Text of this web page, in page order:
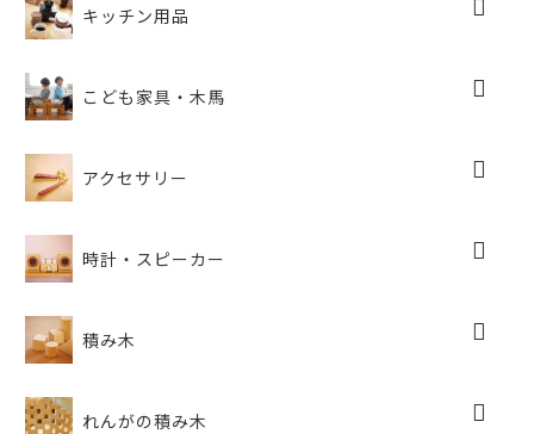
キッチン用品
こども家具・木馬
アクセサリー
時計・スピーカー
積み木
れんがの積み木